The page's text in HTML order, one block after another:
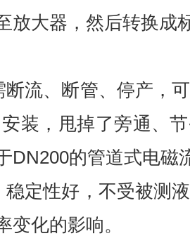
放大器，然后转换成
流、断管、停产，
装，甩掉了旁通、
DN200的管道式电磁
定性好，不受被测
变化的影响。